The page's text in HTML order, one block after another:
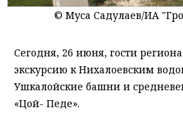
© Муса Садулаев/ИА
Сегодня, 26 июня, гости региона
экскурсию к Нихалоевским
Ушкалойские башни и
«Цой- Педе».